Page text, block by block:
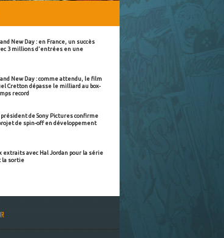
New Day : en France, un succès
3 millions d'entrées en une
New Day : comme attendu, le film
Cretton dépasse le milliard au box-
record
président de Sony Pictures confirme
de spin-off en développement
extraits avec Hal Jordan pour la série
la sortie